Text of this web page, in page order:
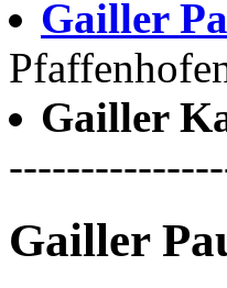
Gailler
Gailler
Gailler